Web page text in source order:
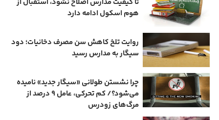
تا کیفیت مدارس اصلاح نشود، استقبال از
هوم ‌اسکول ادامه دارد
روایت تلخ کاهش سن مصرف دخانیات؛ دود
سیگار به مدارس رسید
چرا نشستن طولانی «سیگار جدید» نامیده
می‌شود؟/ کم‌ تحرکی، عامل ۹ درصد از
مرگ‌های زودرس